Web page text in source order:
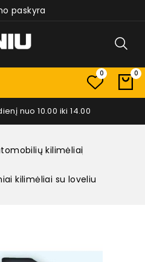
paskyra
0 0
nuo 10.00 iki 14.00
kilimėliai
kilimėliai su loveliu